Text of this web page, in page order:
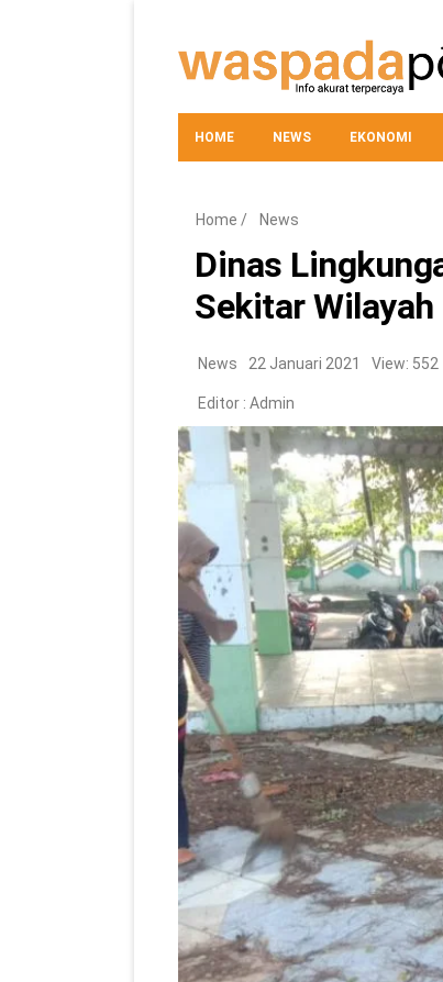
HOME NEWS EKONOMI
Home / News
Dinas
Sekitar
News 22 Januari 2021 View: 552
Editor : Admin